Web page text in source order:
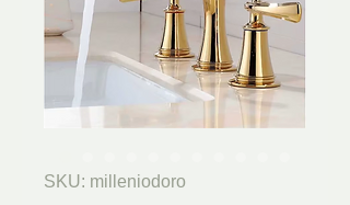
SKU: milleniodoro